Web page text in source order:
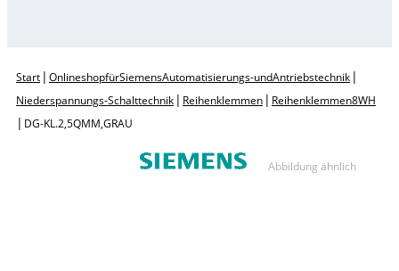
Start | Onlineshop für Siemens Automatisierungs- und Antriebstechnik |
Niederspannungs-Schalttechnik | Reihenklemmen | Reihenklemmen 8WH
| DG-KL. 2,5QMM, GRAU
Abbildung ähnlich